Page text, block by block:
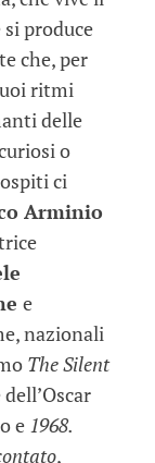
produce
che, per
ritmi
delle
o
ci
Arminio
e
nazionali
The Silent
e 1968.
,